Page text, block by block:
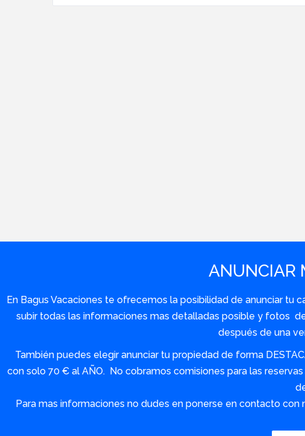
ANUNCIAR
En Bagus Vacaciones te ofrecemos la posibilidad de anunciar tu
subir todas las informaciones mas detalladas posible y fotos
después de una
También puedes elegir anunciar tu propiedad de forma
con solo 70 € al AÑO. No cobramos comisiones para las
Para mas informaciones no dudes en ponerse en contacto